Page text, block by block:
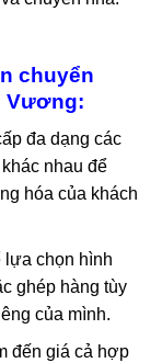
chuyển
Vương:
đa dạng các
nhau để
hóa của khách
lựa chọn hình
ghép hàng tùy
của mình.
đến giá cả hợp